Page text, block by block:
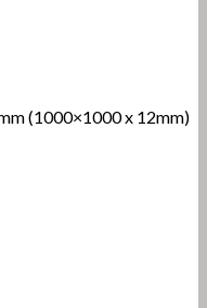
(1000×1000 x 12mm)